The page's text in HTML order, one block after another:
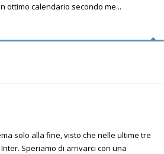
ottimo calendario secondo me...
solo alla fine, visto che nelle ultime tre
Speriamo di arrivarci con una